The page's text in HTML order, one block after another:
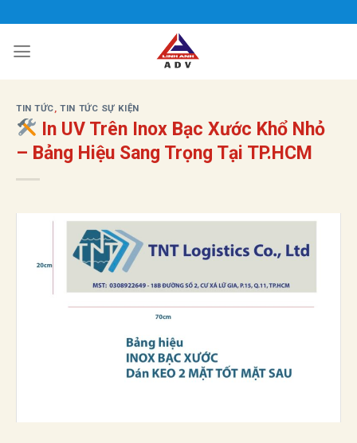
qua
nội
TIN TỨC,TIN TỨC SỰ KIỆN
In UV Trên Inox Bạc Xước Khổ Nhỏ
– Bảng Hiệu Sang Trọng Tại TP.HCM